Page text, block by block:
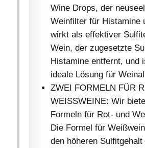
Wine Drops, der
Weinfilter für Histamine
wirkt als effektiver
Wein, der zugesetzte
Histamine entfernt, und
ideale Lösung für
ZWEI FORMELN FÜR
WEISSWEINE: Wir
Formeln für Rot- und
Die Formel für
den höheren